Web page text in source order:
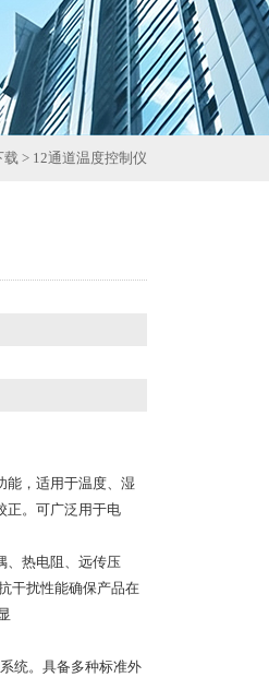
载 > 12通道温度控制仪
能，适用于温度、湿
正。可广泛用于电
、热电阻、远传压
干扰性能确保产品在
统。具备多种标准外